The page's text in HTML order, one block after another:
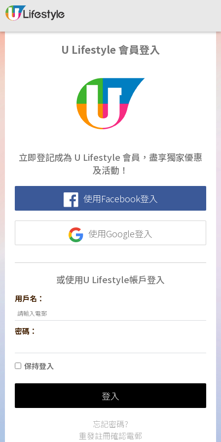
U Lifestyle 會員登入
立即登記成為 U Lifestyle 會員，盡享獨家優惠
及活動！
使用Facebook登入
使用Google登入
或使用U Lifestyle帳戶登入
用戶名：
密碼：
保持登入
登入
忘記密碼?
重發註冊確認電郵